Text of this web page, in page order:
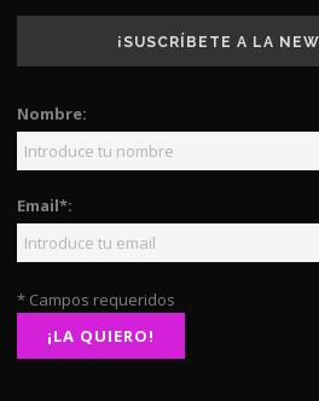
¡SUSCRÍBETE A LA
Nombre:
Email*:
* Campos requeridos